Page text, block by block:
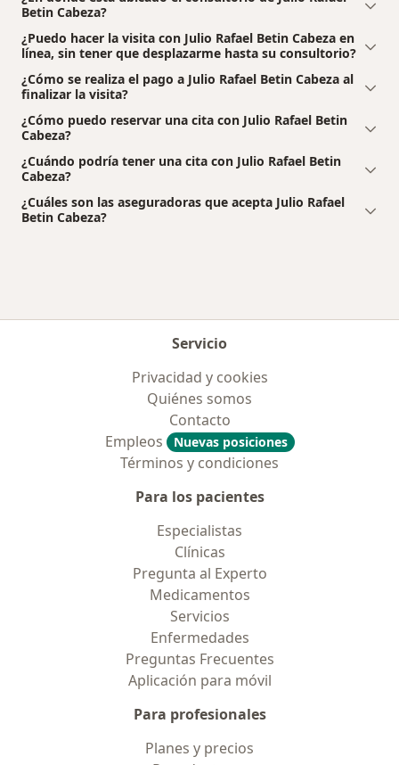
Betin Cabeza?
¿Puedo hacer la visita con Julio Rafael Betin Cabeza en
línea, sin tener que desplazarme hasta su consultorio?
¿Cómo se realiza el pago a Julio Rafael Betin Cabeza al
finalizar la visita?
¿Cómo puedo reservar una cita con Julio Rafael Betin
Cabeza?
¿Cuándo podría tener una cita con Julio Rafael Betin
Cabeza?
¿Cuáles son las aseguradoras que acepta Julio Rafael
Betin Cabeza?
Servicio
Privacidad y cookies
Quiénes somos
Contacto
Empleos
Nuevas posiciones
Términos y condiciones
Para los pacientes
Especialistas
Clínicas
Pregunta al Experto
Medicamentos
Servicios
Enfermedades
Preguntas Frecuentes
Aplicación para móvil
Para profesionales
Planes y precios